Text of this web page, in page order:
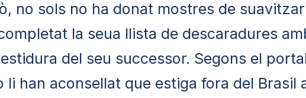
no sols no ha donat mostres de
la seua llista de descaradures
del seu successor. Segons el
li han aconsellat que estiga fora del Brasil